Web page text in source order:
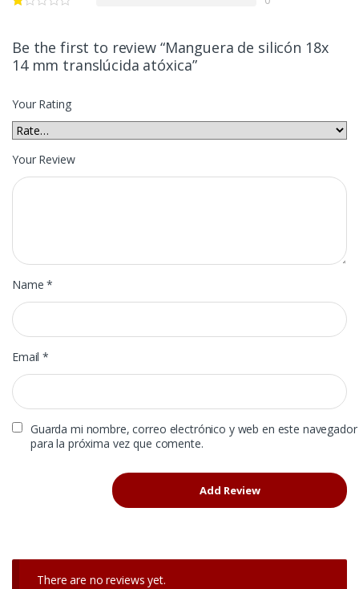
Be the first to review “Manguera de silicón 18x
14 mm translúcida atóxica”
Your Rating
Your Review
Name*
Email*
Guarda mi nombre, correo electrónico y web en este navegador
para la próxima vez que comente.
There are no reviews yet.